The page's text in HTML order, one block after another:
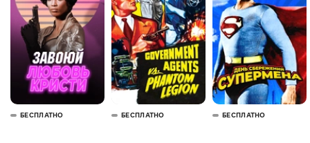
БЕСПЛАТНО БЕСПЛАТНО БЕСПЛАТНО